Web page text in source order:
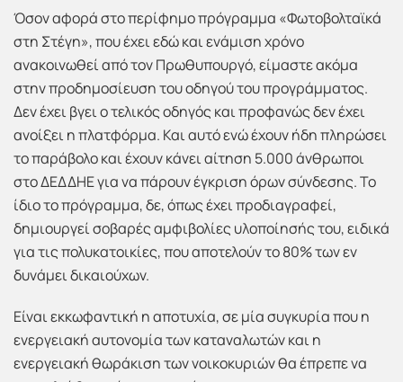
Όσον αφορά στο περίφημο πρόγραμμα «Φωτοβολταϊκά
στη Στέγη», που έχει εδώ και ενάμιση χρόνο
ανακοινωθεί από τον Πρωθυπουργό, είμαστε ακόμα
στην προδημοσίευση του οδηγού του προγράμματος.
Δεν έχει βγει ο τελικός οδηγός και προφανώς δεν έχει
ανοίξει η πλατφόρμα. Και αυτό ενώ έχουν ήδη πληρώσει
το παράβολο και έχουν κάνει αίτηση 5.000 άνθρωποι
στο ΔΕΔΔΗΕ για να πάρουν έγκριση όρων σύνδεσης. Το
ίδιο το πρόγραμμα, δε, όπως έχει προδιαγραφεί,
δημιουργεί σοβαρές αμφιβολίες υλοποίησής του, ειδικά
για τις πολυκατοικίες, που αποτελούν το 80% των εν
δυνάμει δικαιούχων.
Είναι εκκωφαντική η αποτυχία, σε μία συγκυρία που η
ενεργειακή αυτονομία των καταναλωτών και η
ενεργειακή θωράκιση των νοικοκυριών θα έπρεπε να